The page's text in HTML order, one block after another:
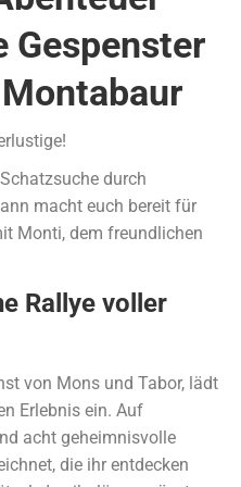
Gespenster
durch
macht euch bereit für
Monti, dem freundlichen
Rallye voller
von Mons und Tabor, lädt
Erlebnis ein. Auf
acht geheimnisvolle
die ihr entdecken